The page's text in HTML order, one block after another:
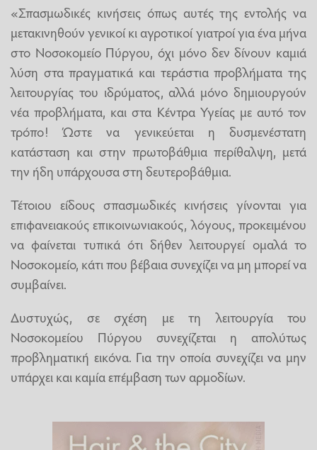
«Σπασμωδικές κινήσεις όπως αυτές της εντολής να
μετακινηθούν γενικοί κι αγροτικοί γιατροί για ένα μήνα
στο Νοσοκομείο Πύργου, όχι μόνο δεν δίνουν καμιά
λύση στα πραγματικά και τεράστια προβλήματα της
λειτουργίας του ιδρύματος, αλλά μόνο δημιουργούν
νέα προβλήματα, και στα Κέντρα Υγείας με αυτό τον
τρόπο! Ώστε να γενικεύεται η δυσμενέστατη
κατάσταση και στην πρωτοβάθμια περίθαλψη, μετά
την ήδη υπάρχουσα στη δευτεροβάθμια.
Τέτοιου είδους σπασμωδικές κινήσεις γίνονται για
επιφανειακούς επικοινωνιακούς, λόγους, προκειμένου
να φαίνεται τυπικά ότι δήθεν λειτουργεί ομαλά το
Νοσοκομείο, κάτι που βέβαια συνεχίζει να μη μπορεί να
συμβαίνει.
Δυστυχώς, σε σχέση με τη λειτουργία του
Νοσοκομείου Πύργου συνεχίζεται η απολύτως
προβληματική εικόνα. Για την οποία συνεχίζει να μην
υπάρχει και καμία επέμβαση των αρμοδίων.